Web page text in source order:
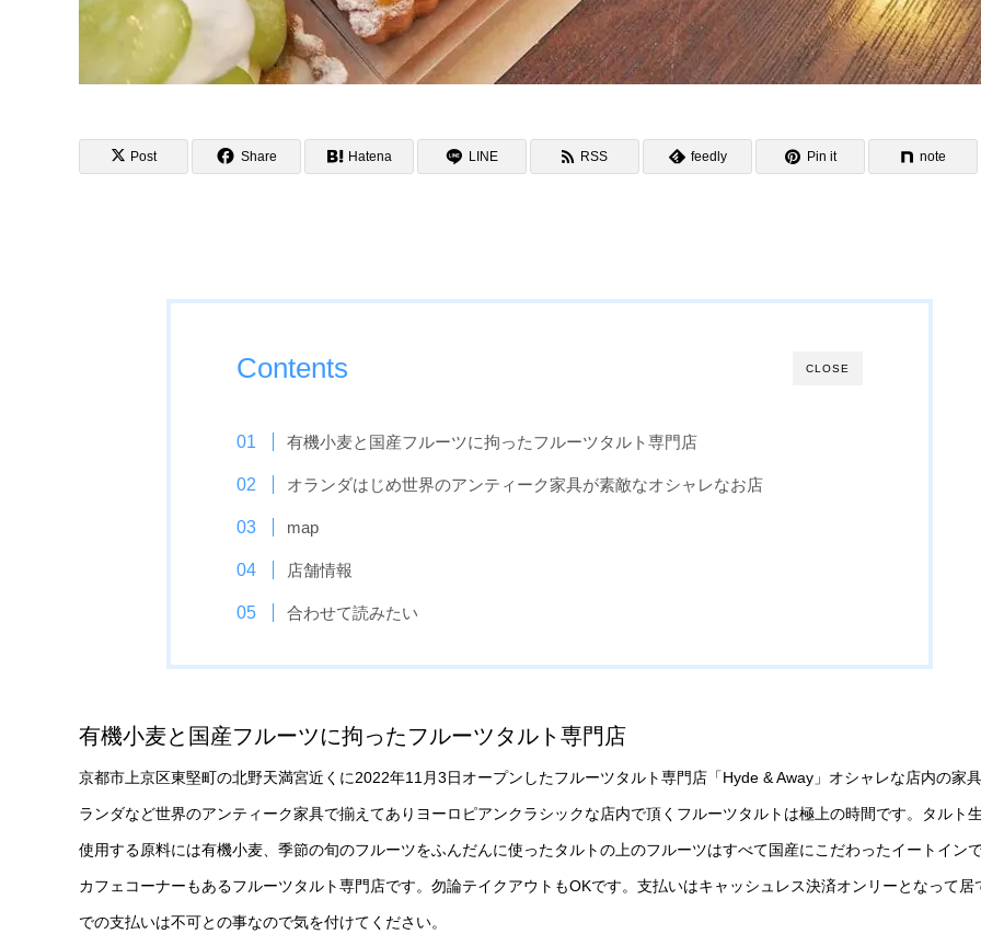
Post Share Hatena LINE RSS feedly Pin it note
CLOSE
Contents
有機小麦と国産フルーツに拘ったフルーツタルト専門店
オランダはじめ世界のアンティーク家具が素敵なオシャレなお店
map
店舗情報
合わせて読みたい
有機小麦と国産フルーツに拘ったフルーツタルト専門店
京都市上京区東堅町の北野天満宮近くに2022年11月3日オープンしたフルーツタルト専門店「Hyde & Away」オシャレな店内の家
ランダなど世界のアンティーク家具で揃えてありヨーロピアンクラシックな店内で頂くフルーツタルトは極上の時間です。タルト
使用する原料には有機小麦、季節の旬のフルーツをふんだんに使ったタルトの上のフルーツはすべて国産にこだわったイートイン
カフェコーナーもあるフルーツタルト専門店です。勿論テイクアウトもOKです。支払いはキャッシュレス決済オンリーとなって居
での支払いは不可との事なので気を付けてください。